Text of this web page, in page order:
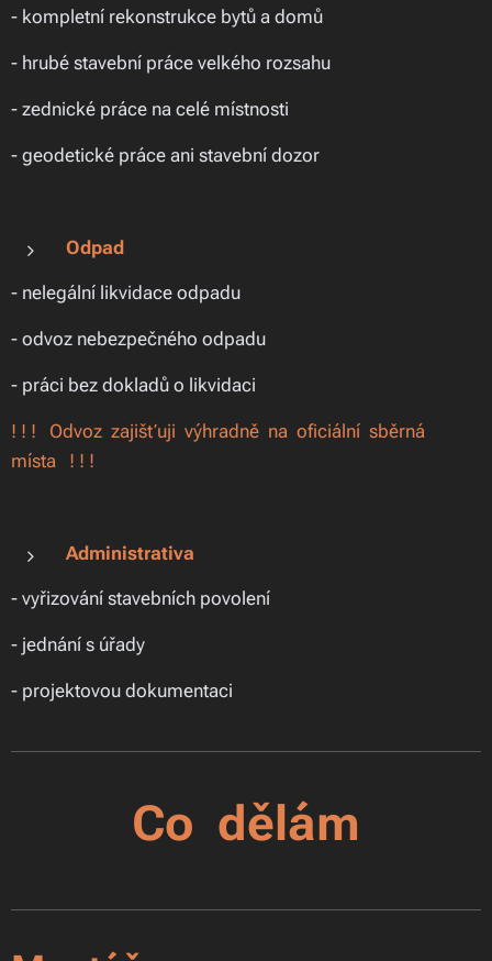
- kompletní rekonstrukce bytů a domů
- hrubé stavební práce velkého rozsahu
- zednické práce na celé místnosti
- geodetické práce ani stavební dozor
Odpad
- nelegální likvidace odpadu
- odvoz nebezpečného odpadu
- práci bez dokladů o likvidaci
! ! ! Odvoz zajišťuji výhradně na oficiální sběrná
místa ! ! !
Administrativa
- vyřizování stavebních povolení
- jednání s úřady
- projektovou dokumentaci
Co dělám